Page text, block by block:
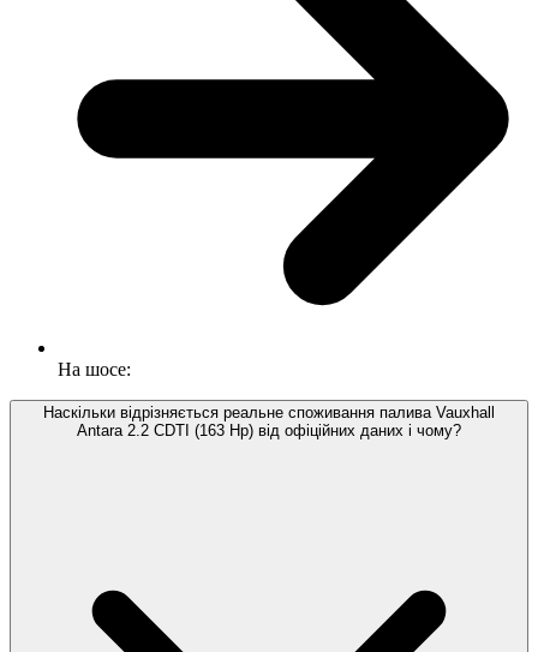
На шосе:
Наскільки відрізняється реальне споживання палива Vauxhall
Antara 2.2 CDTI (163 Hp) від офіційних даних і чому?